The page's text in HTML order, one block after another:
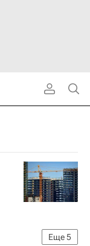
Еще5